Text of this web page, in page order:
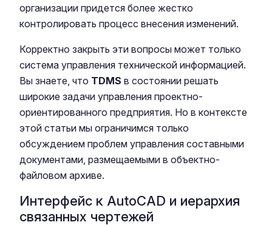
организации придется более жестко
контролировать процесс внесения изменений.
Корректно закрыть эти вопросы может только
система управления технической информацией.
Вы знаете, что TDMS в состоянии решать
широкие задачи управления проектно-
ориентированного предприятия. Но в контексте
этой статьи мы ограничимся только
обсуждением проблем управления составными
документами, размещаемыми в объектно-
файловом архиве.
Интерфейс к AutoCAD и иерархия
связанных чертежей